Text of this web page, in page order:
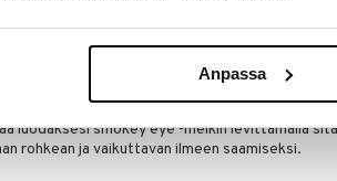
Anpassa
luovia mahdollisuuksia. Täydellisen ja
voit yhdistää sen Max Factor Masterpiece 2-
luodaksesi smokey eye -meikin levittämällä sitä
rohkean ja vaikuttavan ilmeen saamiseksi.